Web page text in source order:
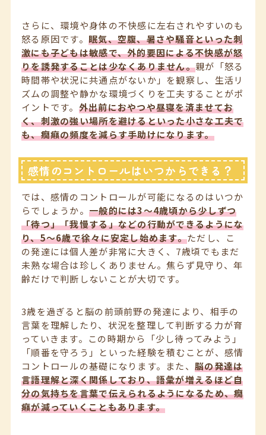
さらに、環境や身体の不快感に左右されやすいのも
怒る原因です。 眠気、空腹、暑さや騒音といった刺
激にも子どもは敏感で、外的要因による不快感が怒
りを誘発することは少なくありません。親が「怒る
時間帯や状況に共通点がないか」を観察し、生活リ
ズムの調整や静かな環境づくりを工夫することがポ
イントです。 外出前におやつや昼寝を済ませてお
く、刺激の強い場所を避けるといった小さな工夫で
も、癇癪の頻度を減らす手助けになります。
感情のコントロールはいつからできる？
では、感情のコントロールが可能になるのはいつか
らでしょうか。 一般的には3〜4歳頃から少しずつ
「待つ」「我慢する」などの行動ができるようにな
り、5〜6歳で徐々に安定し始めます。ただし、こ
の発達には個人差が非常に大きく、7歳頃でもまだ
未熟な場合は珍しくありません。焦らず見守り、年
齢だけで判断しないことが大切です。
3歳を過ぎると脳の前頭前野の発達により、相手の
言葉を理解したり、状況を整理して判断する力が育
っていきます。この時期から「少し待ってみよう」
「順番を守ろう」といった経験を積むことが、感情
コントロールの基礎になります。また、脳の発達は
言語理解と深く関係しており、語彙が増えるほど自
分の気持ちを言葉で伝えられるようになるため、癇
癪が減っていくこともあります。